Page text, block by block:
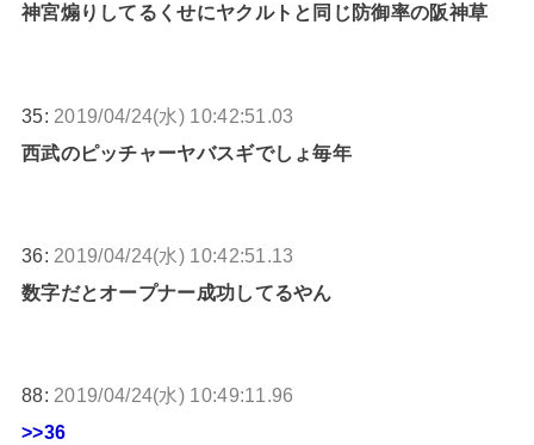
神宮煽りしてるくせにヤクルトと同じ防御率の阪神草
35: 2019/04/24(水) 10:42:51.03
西武のピッチャーヤバスギでしょ毎年
36: 2019/04/24(水) 10:42:51.13
数字だとオープナー成功してるやん
88: 2019/04/24(水) 10:49:11.96
>>36